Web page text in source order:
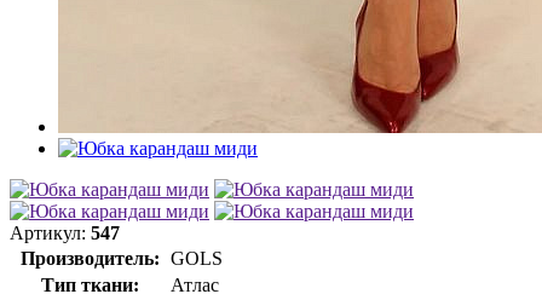
Артикул: 547
Производитель: GOLS
Тип ткани:
Атлас